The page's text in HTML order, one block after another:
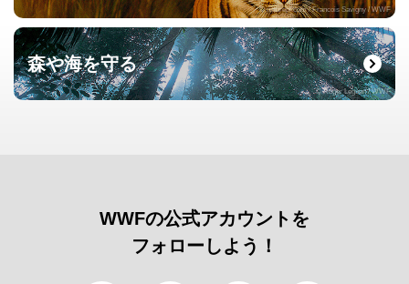
© naturepl.com / Francois Savigny / WWF
森や海を守る
© Roger Leguen / WWF
WWFの公式アカウントを
フォローしよう！